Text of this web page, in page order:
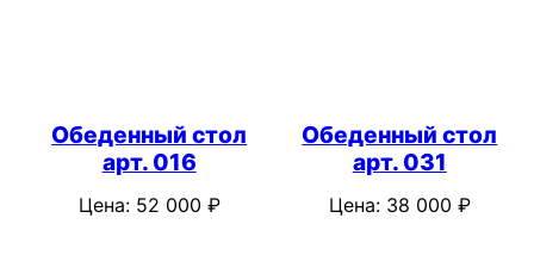
Обеденный стол
арт. 016
Цена: 52 000 ₽
Обеденный стол
арт. 031
Цена: 38 000 ₽